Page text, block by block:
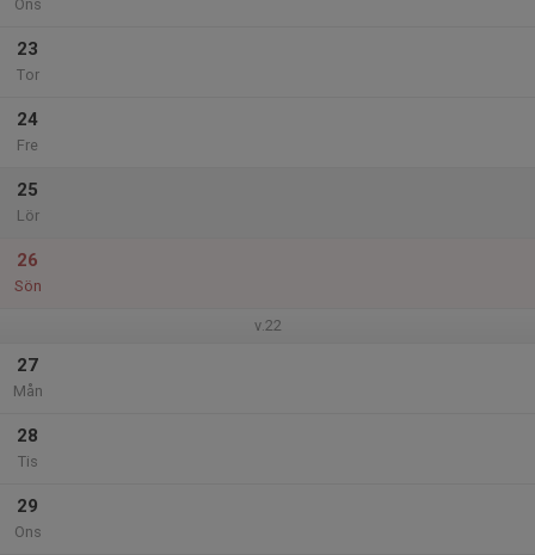
Ons
23
Tor
24
Fre
25
Lör
26
Sön
v.22
27
Mån
28
Tis
29
Ons